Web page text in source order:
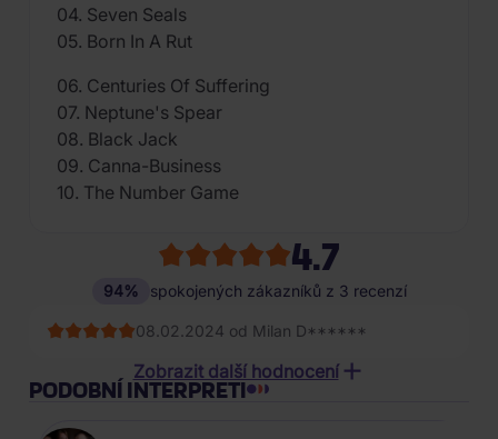
04. Seven Seals
05. Born In A Rut
06. Centuries Of Suffering
07. Neptune's Spear
08. Black Jack
09. Canna-Business
10. The Number Game
4.7
94% spokojených zákazníků z 3 recenzí
08.02.2024 od Milan D******
Zobrazit další hodnocení
12.09.2023 od Martin J***
PODOBNÍ INTERPRETI